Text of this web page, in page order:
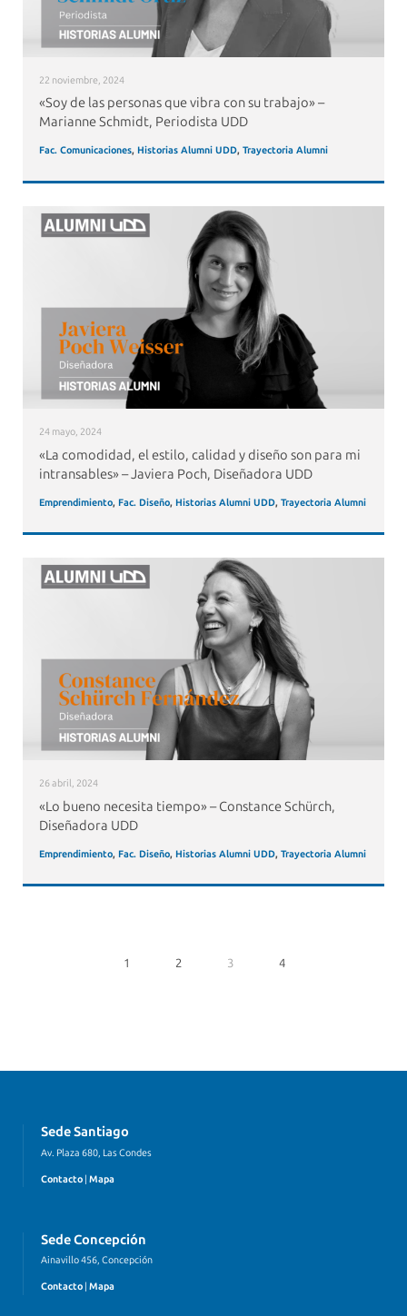
22 noviembre, 2024
«Soy de las personas que vibra con su trabajo» –
Marianne Schmidt, Periodista UDD
Fac. Comunicaciones, Historias Alumni UDD, Trayectoria Alumni
24 mayo, 2024
«La comodidad, el estilo, calidad y diseño son para mi
intransables» – Javiera Poch, Diseñadora UDD
Emprendimiento, Fac. Diseño, Historias Alumni UDD, Trayectoria Alumni
26 abril, 2024
«Lo bueno necesita tiempo» – Constance Schürch,
Diseñadora UDD
Emprendimiento, Fac. Diseño, Historias Alumni UDD, Trayectoria Alumni
1 2 3 4
Sede Santiago
Av. Plaza 680, Las Condes
Contacto | Mapa
Sede Concepción
Ainavillo 456, Concepción
Contacto Mapa